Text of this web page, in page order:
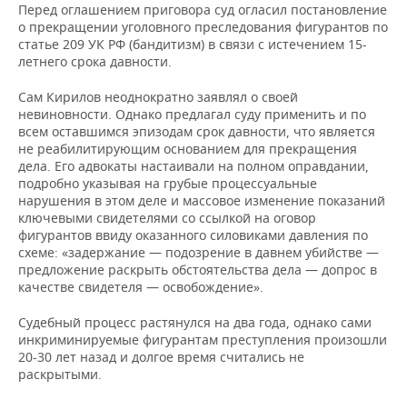
Перед оглашением приговора суд огласил постановление
о прекращении уголовного преследования фигурантов по
статье 209 УК РФ (бандитизм) в связи с истечением 15-
летнего срока давности.
Сам Кирилов неоднократно заявлял о своей
невиновности. Однако предлагал суду применить и по
всем оставшимся эпизодам срок давности, что является
не реабилитирующим основанием для прекращения
дела. Его адвокаты настаивали на полном оправдании,
подробно указывая на грубые процессуальные
нарушения в этом деле и массовое изменение показаний
ключевыми свидетелями со ссылкой на оговор
фигурантов ввиду оказанного силовиками давления по
схеме: «задержание — подозрение в давнем убийстве —
предложение раскрыть обстоятельства дела — допрос в
качестве свидетеля — освобождение».
Судебный процесс растянулся на два года, однако сами
инкриминируемые фигурантам преступления произошли
20-30 лет назад и долгое время считались не
раскрытыми.